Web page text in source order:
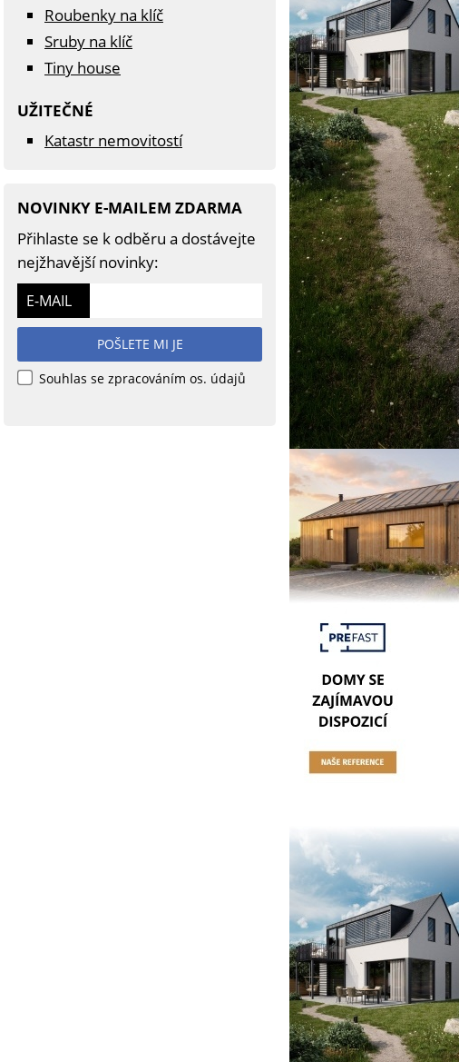
Roubenky na klíč
Sruby na klíč
Tiny house
UŽITEČNÉ
Katastr nemovitostí
NOVINKY E-MAILEM ZDARMA
Přihlaste se k odběru a dostávejte
nejžhavější novinky:
E-MAIL
POŠLETE MI JE
Souhlas se zpracováním os. údajů